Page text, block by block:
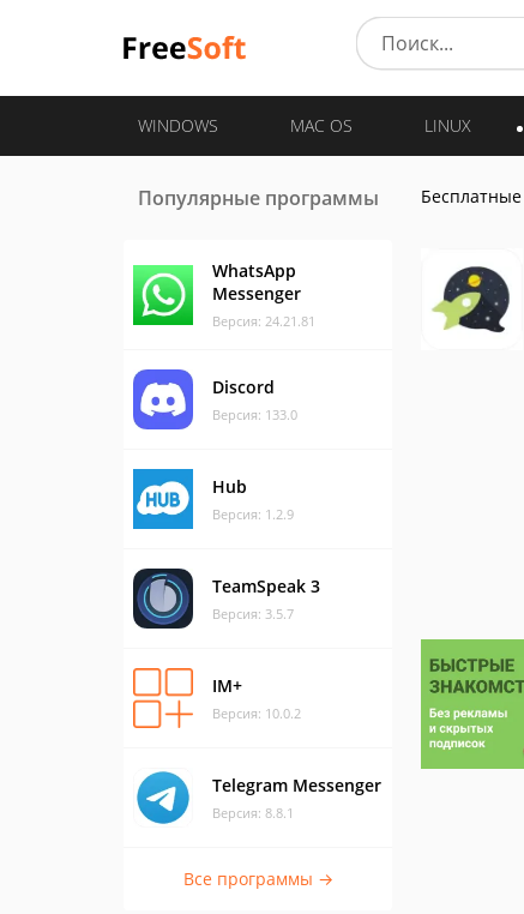
WINDOWS MAC OS LINUX
Популярные программы
WhatsApp
Messenger
Версия: 24.21.81
Discord
Версия: 133.0
Hub
Версия: 1.2.9
TeamSpeak 3
Версия: 3.5.7
IM+
Версия: 10.0.2
Telegram Messenger
Версия: 8.8.1
Все программы →